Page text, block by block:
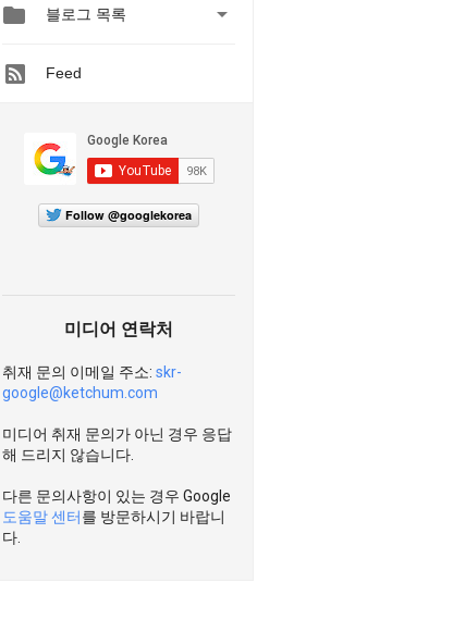
 블로그 목록 
Feed
Follow @googlekorea
미디어 연락처
취재 문의 이메일 주소: skr-
google@ketchum.com
미디어 취재 문의가 아닌 경우 응답
해 드리지 않습니다.
다른 문의사항이 있는 경우 Google
도움말 센터를 방문하시기 바랍니
다.